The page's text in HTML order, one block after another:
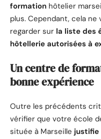
formation hôtelier
plus. Cependant, cela
regarder sur la liste des
hôtellerie autorisées à
Un centre de
bonne expérience
Outre les précédents
vérifier que votre école
située à Marseille justifie